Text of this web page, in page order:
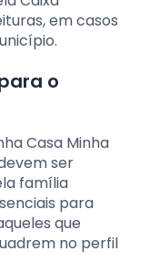
em casos
o
Casa Minha
ser
família
para
que
no perfil